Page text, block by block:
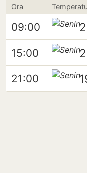
Ora
09:00
15:00
21:00